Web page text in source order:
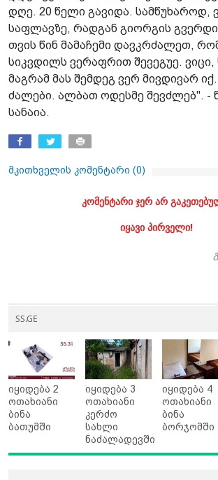
დღე. 20 წელი გავიდა. სამწუხაროდ,
საფლავზე, რადგან გიორგის
თვის წინ მამაჩემი დავკრძალეთ,
სიკვდილს ვერაფრით შევეგუე. ვიცი,
მაგრამ მას შემდეგ ვერ მივდივარ
ძალები. ალბათ ოდესმე შევძლებ". -
სანაია.
მკითხველის კომენტარი (0)
კომენტარი ჯერ არ
იყავი პირველი!
SS.GE
იყიდება 2
ოთახიანი
ბინა
ბათუმში
იყიდება 3
ოთახიანი
კერძო
სახლი
ნაძალადევში
იყიდება 4
ოთახიანი
ბინა
ბორჯომში